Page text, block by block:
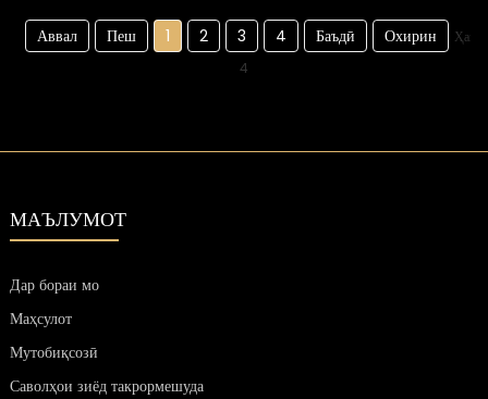
Аввал Пеш 1 2 3 4 Баъдӣ Охирин
4
МАЪЛУМОТ
Дар бораи мо
Маҳсулот
Мутобиқсозӣ
Саволҳои зиёд такрормешуда